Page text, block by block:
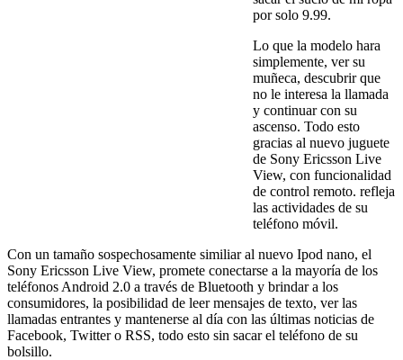
por solo 9.99.
Lo que la modelo hara
simplemente, ver su
muñeca, descubrir que
no le interesa la llamada
y continuar con su
ascenso. Todo esto
gracias al nuevo juguete
de Sony Ericsson Live
View, con funcionalidad
de control remoto. refleja
las actividades de su
teléfono móvil.
Con un tamaño sospechosamente similiar al nuevo Ipod nano, el
Sony Ericsson Live View, promete conectarse a la mayoría de los
teléfonos Android 2.0 a través de Bluetooth y brindar a los
consumidores, la posibilidad de leer mensajes de texto, ver las
llamadas entrantes y mantenerse al día con las últimas noticias de
Facebook, Twitter o RSS, todo esto sin sacar el teléfono de su
bolsillo.